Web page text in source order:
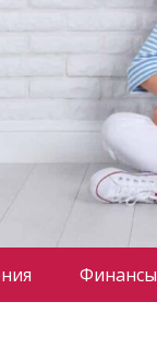
Финансы